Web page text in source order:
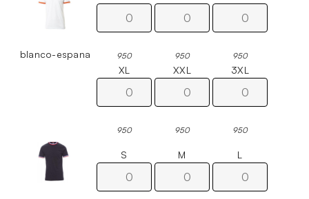
blanco-espana 950 950 950
XL
950
XXL
950
3XL
950
S M L